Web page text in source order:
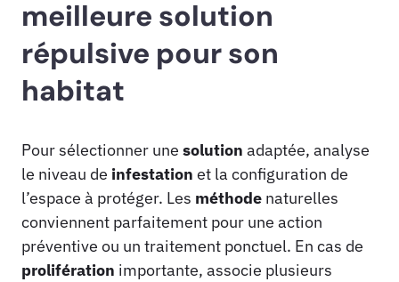
meilleure solution
répulsive pour son
habitat
Pour sélectionner une solution adaptée, analyse
le niveau de infestation et la configuration de
l’espace à protéger. Les méthode naturelles
conviennent parfaitement pour une action
préventive ou un traitement ponctuel. En cas de
prolifération importante, associe plusieurs